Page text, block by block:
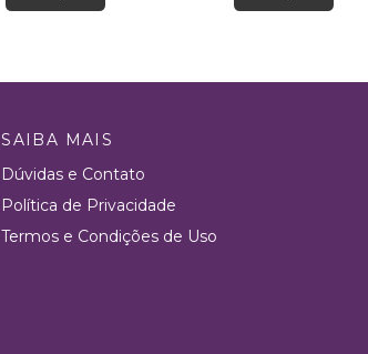
SAIBA MAIS
Dúvidas e Contato
Política de Privacidade
Termos e Condições de Uso